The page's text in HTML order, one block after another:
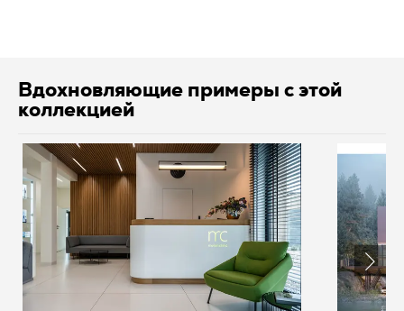
Вдохновляющие примеры с этой
коллекцией